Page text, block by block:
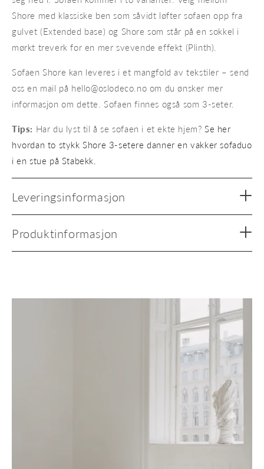
Shore med klassiske ben som såvidt løfter sofaen opp fra
gulvet (Extended base) og Shore som står på en sokkel i
mørkt treverk for en mer svevende effekt (Plinth).
Sofaen Shore kan leveres i et mangfold av tekstiler – send
oss en mail på hello@oslodeco.no om du ønsker mer
informasjon om dette. Sofaen finnes også som 3-seter.
Tips: Har du lyst til å se sofaen i et ekte hjem?Se her
hvordan to stykk Shore 3-setere danner en vakker sofaduo
i en stue på Stabekk.
Leveringsinformasjon
Produktinformasjon